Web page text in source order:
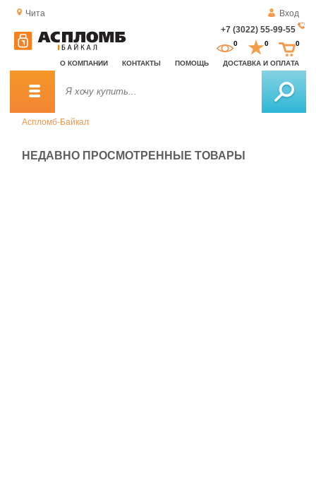
Чита
Вход
+7 (3022) 55-99-55
О КОМПАНИИ КОНТАКТЫ ПОМОЩЬ ДОСТАВКА И ОПЛАТА
0 0 0
Аспломб-Байкал
НЕДАВНО ПРОСМОТРЕННЫЕ ТОВАРЫ